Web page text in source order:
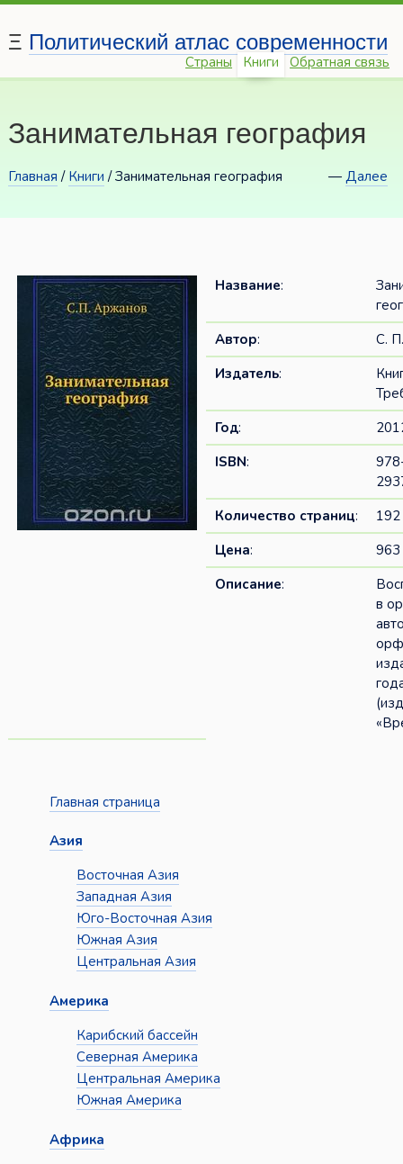
Ξ Политический атлас современности
Страны Книги Обратная связь
Занимательная география
Главная / —Далее
Книги / Занимательная география
Название:
Автор:
С.
Издатель:
Год:
ISBN:
Количество страниц:
192
Цена:
963
Описание:
в
Главная страница
Азия
Восточная Азия
Западная Азия
Юго-Восточная Азия
Южная Азия
Центральная Азия
Америка
Карибский бассейн
Северная Америка
Центральная Америка
Южная Америка
Африка